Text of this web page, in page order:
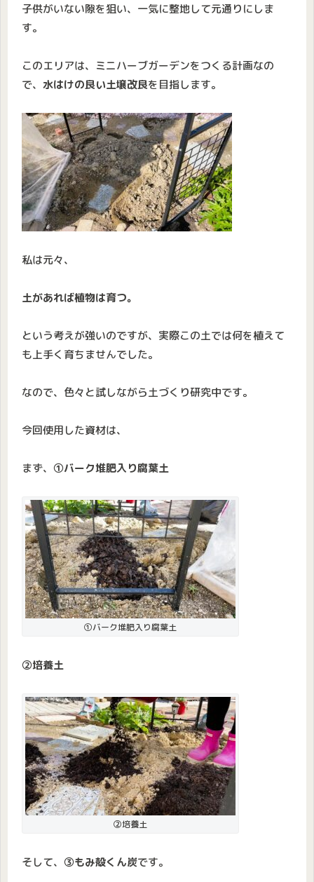
子供がいない隙を狙い、一気に整地して元通りにしま
す。
このエリアは、ミニハーブガーデンをつくる計画なの
で、 水はけの良い土壌改良を目指します。
私は元々、
土があれば植物は育つ。
という考えが強いのですが、実際この土では何を植えて
も上手く育ちませんでした。
なので、色々と試しながら土づくり研究中です。
今回使用した資材は、
まず、 ①バーク堆肥入り腐葉土
①バーク堆肥入り腐葉土
②培養土
②培養土
そして、 ③もみ殻くん炭です。